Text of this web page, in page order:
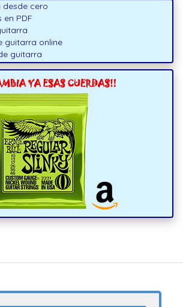
cero
PDF
guitarra online
guitarra